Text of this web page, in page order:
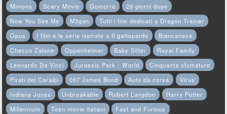
Minions Scary Movie Gomorra
28 giorni dopo
Now You See Me
M3gan
Tutti i film dedicati a Dragon Trainer
Opus
I film e le serie ispirate a Il gattopardo
Biancaneve
Checco Zalone
Oppenheimer Baby Sitter
Royal Family
Leonardo Da Vinci
Jurassic Park - World
Cinquanta sfumature
Pirati dei Caraibi
007 James Bond Auto da corsa
Virus
Indiana Jones
Unbreakable Robert Langdon
Harry Potter
Millennium
Teen movie italiani
Fast and Furious